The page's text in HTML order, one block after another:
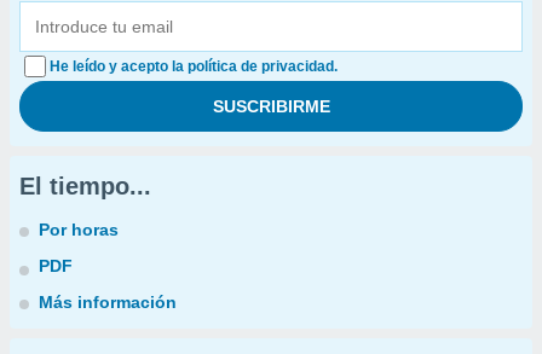
He leído y acepto la política de privacidad.
El tiempo...
Por horas
PDF
Más información